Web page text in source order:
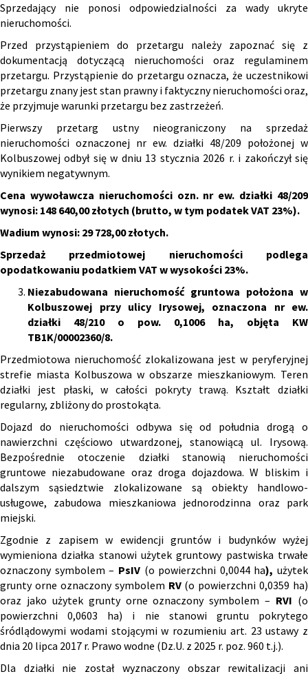
Sprzedający nie ponosi odpowiedzialności za wady ukryte
nieruchomości.
Przed przystąpieniem do przetargu należy zapoznać się z
dokumentacją dotyczącą nieruchomości oraz regulaminem
przetargu. Przystąpienie do przetargu oznacza, że uczestnikowi
przetargu znany jest stan prawny i faktyczny nieruchomości oraz,
że przyjmuje warunki przetargu bez zastrzeżeń.
Pierwszy przetarg ustny nieograniczony na sprzedaż
nieruchomości oznaczonej nr ew. działki 48/209 położonej w
Kolbuszowej odbył się w dniu 13 stycznia 2026 r. i zakończył się
wynikiem negatywnym.
Cena wywoławcza nieruchomości ozn. nr ew. działki 48/209
wynosi: 148 640,00 złotych (brutto, w tym podatek VAT 23%).
Wadium wynosi: 29 728,00 złotych.
Sprzedaż przedmiotowej nieruchomości podlega
opodatkowaniu podatkiem VAT w wysokości 23%.
Niezabudowana nieruchomość gruntowa położona w
Kolbuszowej przy ulicy Irysowej, oznaczona nr ew.
działki 48/210 o pow. 0,1006 ha, objęta KW
TB1K/00002360/8.
Przedmiotowa nieruchomość zlokalizowana jest w peryferyjnej
strefie miasta Kolbuszowa w obszarze mieszkaniowym. Teren
działki jest płaski, w całości pokryty trawą. Kształt działki
regularny, zbliżony do prostokąta.
Dojazd do nieruchomości odbywa się od południa drogą o
nawierzchni częściowo utwardzonej, stanowiącą ul. Irysową.
Bezpośrednie otoczenie działki stanowią nieruchomości
gruntowe niezabudowane oraz droga dojazdowa. W bliskim i
dalszym sąsiedztwie zlokalizowane są obiekty handlowo-
usługowe, zabudowa mieszkaniowa jednorodzinna oraz park
miejski.
Zgodnie z zapisem w ewidencji gruntów i budynków wyżej
wymieniona działka stanowi użytek gruntowy pastwiska trwałe
oznaczony symbolem – PsIV (o powierzchni 0,0044 ha), użytek
grunty orne oznaczony symbolem RV (o powierzchni 0,0359 ha)
oraz jako użytek grunty orne oznaczony symbolem – RVI (o
powierzchni 0,0603 ha) i nie stanowi gruntu pokrytego
śródlądowymi wodami stojącymi w rozumieniu art. 23 ustawy z
dnia 20 lipca 2017 r. Prawo wodne (Dz.U. z 2025 r. poz. 960 t.j.).
Dla działki nie został wyznaczony obszar rewitalizacji ani